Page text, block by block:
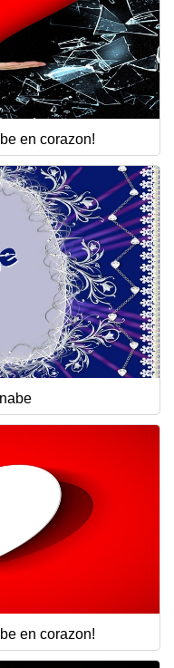
en corazon!
en corazon!